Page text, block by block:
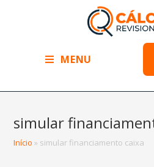
MENU
simular
Início » simular financiamento caixa